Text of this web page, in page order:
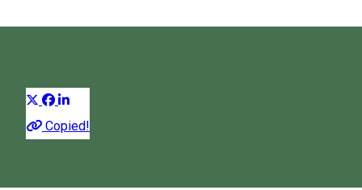
Copied!
Leírás